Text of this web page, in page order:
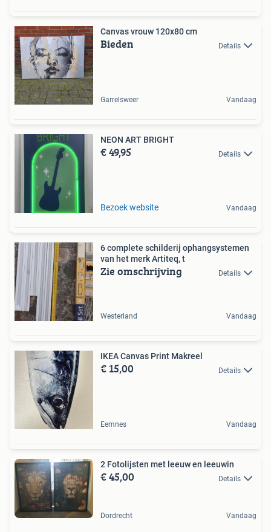
Canvas vrouw 120x80 cm
Bieden Details
Garrelsweer Vandaag
NEON ART BRIGHT
€ 49,95 Details
Bezoek website Vandaag
6 complete schilderij ophangsystemen
van het merk Artiteq, t
Zie omschrijving Details
Westerland Vandaag
IKEA Canvas Print Makreel
€ 15,00 Details
Eemnes Vandaag
2 Fotolijsten met leeuw en leeuwin
€ 45,00 Details
Dordrecht Vandaag